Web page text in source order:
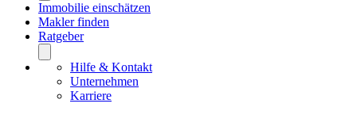
Immobilie einschätzen
Makler finden
Ratgeber
Hilfe & Kontakt
Unternehmen
Karriere